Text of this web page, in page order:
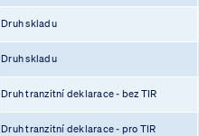
Druh skladu
Druh skladu
Druh tranzitní deklarace - bez TIR
Druh tranzitní deklarace - pro TIR